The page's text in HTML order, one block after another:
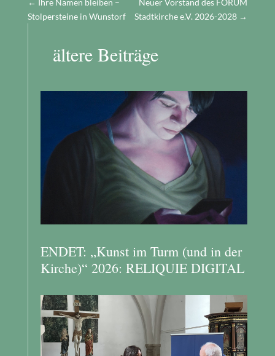
←
Ihre Namen bleiben –
Stolpersteine in Wunstorf
Neuer Vorstand des FORUM
Stadtkirche e.V. 2026-2028 →
ältere Beiträge
ENDET: „Kunst im Turm (und in der
Kirche)“ 2026: RELIQUIE DIGITAL